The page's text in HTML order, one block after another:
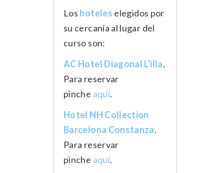
Los hoteles elegidos por
su cercanía al lugar del
curso son:
AC Hotel Diagonal L’illa.
Para reservar
pinche aquí.
Hotel NH Collection
Barcelona Constanza.
Para reservar
pinche aquí.